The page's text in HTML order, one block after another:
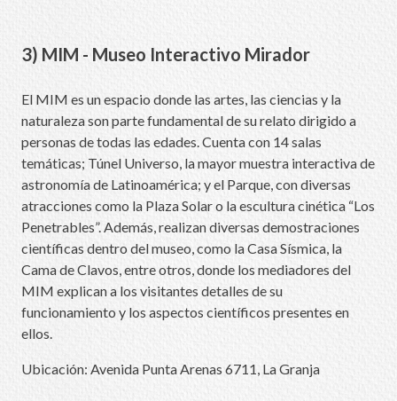
3) MIM - Museo Interactivo Mirador
El MIM es un espacio donde las artes, las ciencias y la
naturaleza son parte fundamental de su relato dirigido a
personas de todas las edades. Cuenta con 14 salas
temáticas; Túnel Universo, la mayor muestra interactiva de
astronomía de Latinoamérica; y el Parque, con diversas
atracciones como la Plaza Solar o la escultura cinética “Los
Penetrables”. Además, realizan diversas demostraciones
científicas dentro del museo, como la Casa Sísmica, la
Cama de Clavos, entre otros, donde los mediadores del
MIM explican a los visitantes detalles de su
funcionamiento y los aspectos científicos presentes en
ellos.
Ubicación: Avenida Punta Arenas 6711, La Granja